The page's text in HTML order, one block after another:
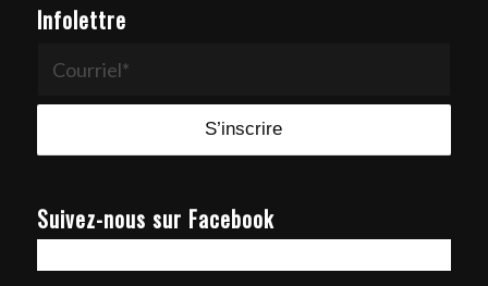
Infolettre
Suivez-nous sur Facebook